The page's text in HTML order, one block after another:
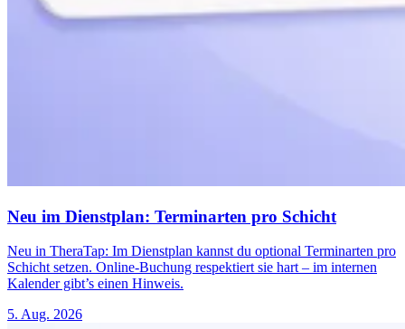
Neu im Dienstplan: Terminarten pro Schicht
Neu in TheraTap: Im Dienstplan kannst du optional Terminarten pro
Schicht setzen. Online-Buchung respektiert sie hart – im internen
Kalender gibt’s einen Hinweis.
5. Aug. 2026